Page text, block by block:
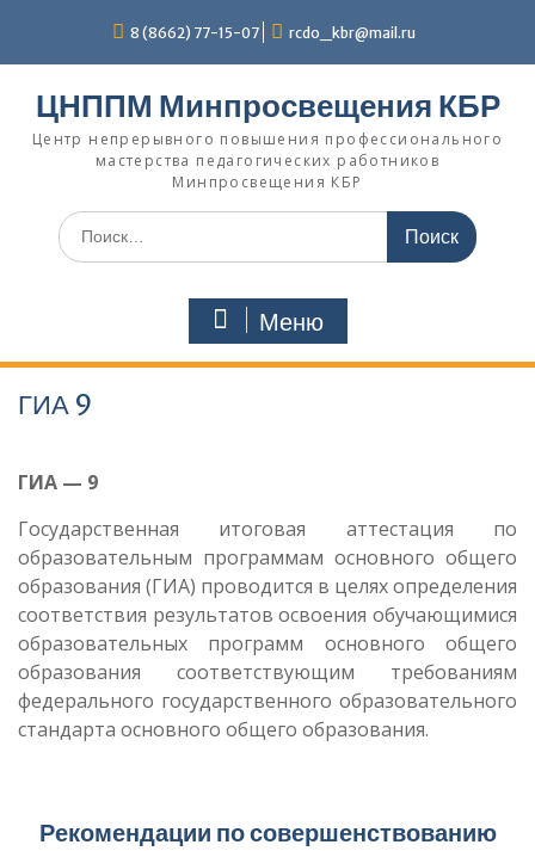
содержимому
8 (8662) 77-15-07 rcdo_kbr@mail.ru
ЦНППМ Минпросвещения КБР
Центр непрерывного повышения профессионального
мастерства педагогических работников
Минпросвещения КБР
Искать:
Меню
ГИА 9
ГИА — 9
Государственная итоговая аттестация по
образовательным программам основного общего
образования (ГИА) проводится в целях определения
соответствия результатов освоения обучающимися
образовательных программ основного общего
образования соответствующим требованиям
федерального государственного образовательного
стандарта основного общего образования.
Рекомендации по совершенствованию